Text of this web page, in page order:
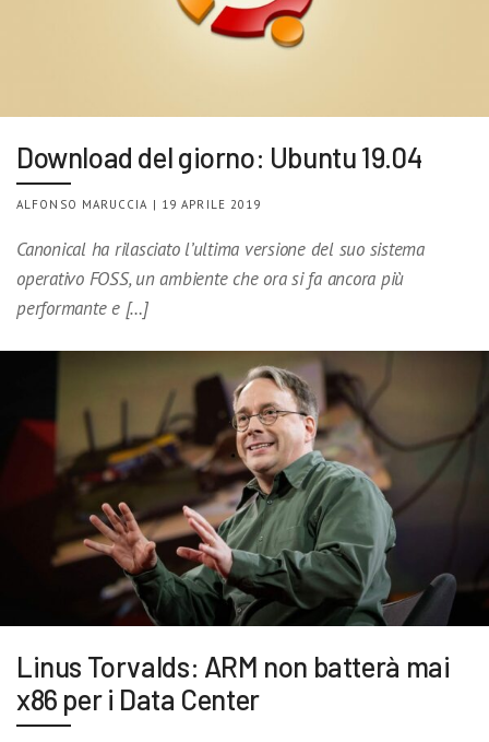
Download del giorno: Ubuntu 19.04
ALFONSO MARUCCIA | 19 APRILE 2019
Canonical ha rilasciato l’ultima versione del suo sistema
operativo FOSS, un ambiente che ora si fa ancora più
performante e […]
Linus Torvalds: ARM non batterà mai
x86 per i Data Center